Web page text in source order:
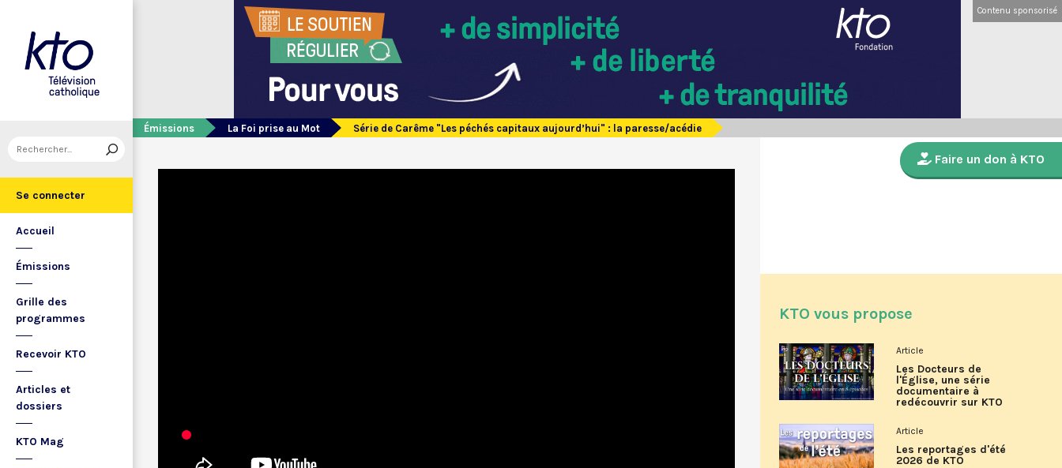
Se connecter
Accueil
Émissions
Grille des
programmes
Recevoir KTO
Articles et
dossiers
KTO Mag
Contenu sponsorisé
Émissions La Foi prise au Mot Série de Carême "Les péchés capitaux aujourd’hui" : la paresse/acédie
Faire un don à KTO
KTO vous propose
Article
Les Docteurs de
l'Église, une série
documentaire à
redécouvrir sur KTO
Article
Les reportages d'été
2026 de KTO